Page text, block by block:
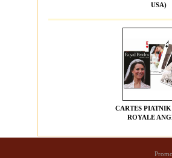
USA)
CARTES
ROYALE